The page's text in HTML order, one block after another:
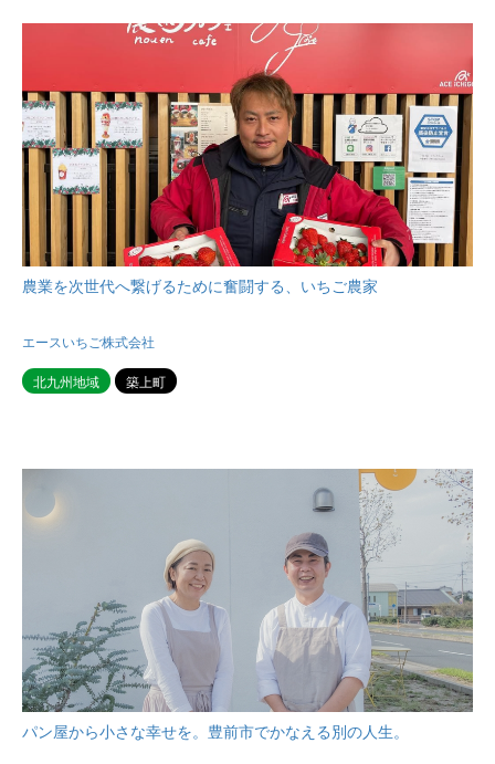
農業を次世代へ繋げるために奮闘する、いちご農家
エースいちご株式会社
北九州地域 築上町
パン屋から小さな幸せを。豊前市でかなえる別の人生。